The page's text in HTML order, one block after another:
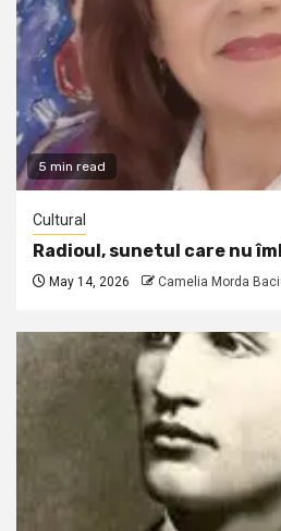
5 min read
Cultural
Radioul, sunetul care nu
May 14, 2026 Camelia Morda